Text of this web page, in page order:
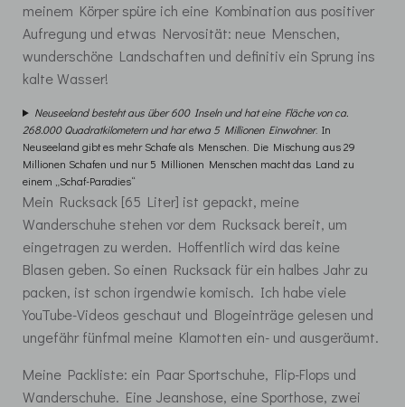
meinem Körper spüre ich eine Kombination aus positiver
Aufregung und etwas Nervosität: neue Menschen,
wunderschöne Landschaften und definitiv ein Sprung ins
kalte Wasser!
Neuseeland besteht aus über 600 Inseln und hat eine Fläche von ca.
268.000 Quadratkilometern und har etwa 5 Millionen Einwohner. In
Neuseeland gibt es mehr Schafe als Menschen. Die Mischung aus 29
Millionen Schafen und nur 5 Millionen Menschen macht das Land zu
einem „Schaf-Paradies“
Mein Rucksack [65 Liter] ist gepackt, meine
Wanderschuhe stehen vor dem Rucksack bereit, um
eingetragen zu werden. Hoffentlich wird das keine
Blasen geben. So einen Rucksack für ein halbes Jahr zu
packen, ist schon irgendwie komisch. Ich habe viele
YouTube-Videos geschaut und Blogeinträge gelesen und
ungefähr fünfmal meine Klamotten ein- und ausgeräumt.
Meine Packliste: ein Paar Sportschuhe, Flip-Flops und
Wanderschuhe. Eine Jeanshose, eine Sporthose, zwei